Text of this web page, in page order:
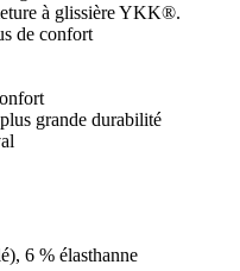
à glissière YKK®.
de confort
grande durabilité
6 % élasthanne